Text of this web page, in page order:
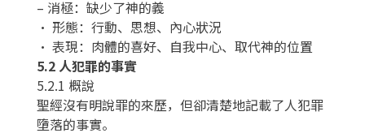
– 消極：缺少了神的義
• 形態：行動、思想、內心狀況
• 表現：肉體的喜好、自我中心、取代神的位置
5.2 人犯罪的事實
5.2.1 概說
聖經沒有明說罪的來歷，但卻清楚地記載了人犯罪
墮落的事實。